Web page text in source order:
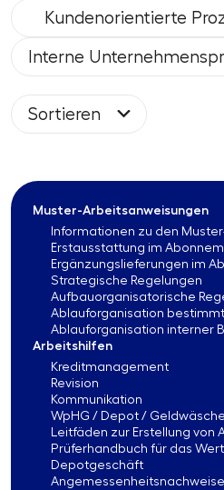
Kundenorientierte
Interne
Sortieren
Muster-Arbeitsanweisungen
Informationen zu den
Erstausstattung im
Ergänzungslieferungen im
Strategische Regelungen
Aufbauorganisatorische
Ablauforganisation
Ablauforganisation interner
Arbeitshilfen
Kreditmanagement
Revision
Kommunikation
WpHG / Depot / Geldwäsche
Leitfäden zur Erstellung von
Prüferhandbuch für das
Depotgeschäft
Angemessenheitsnachweise